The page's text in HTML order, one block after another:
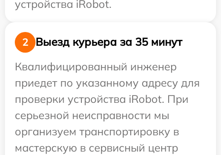
устройства iRobot.
2
Выезд курьера за 35 минут
Квалифицированный инженер
приедет по указанному адресу для
проверки устройства iRobot. При
серьезной неисправности мы
организуем транспортировку в
мастерскую в сервисный центр